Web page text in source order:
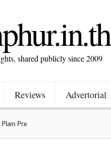
shared publicly since 2009
Reviews Advertorial
Plam Pre